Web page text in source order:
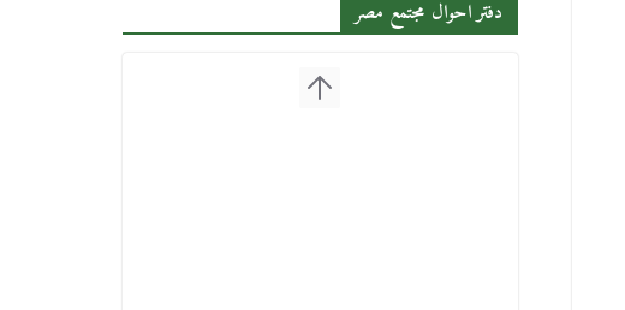
دفتر احوال مجتمع مصر